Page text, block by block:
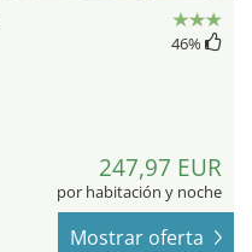
46%
247,97 EUR
por habitación y noche
Mostrar oferta